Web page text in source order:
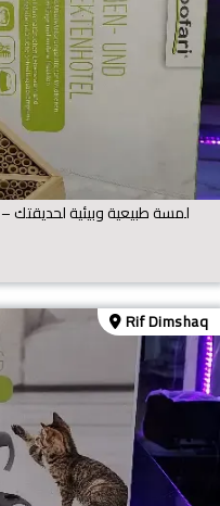
فندق الحشرات والنحل الألماني (Zoofari) – لمسة طبيعية وبيئية لحديقتك
Rif Dimshaq